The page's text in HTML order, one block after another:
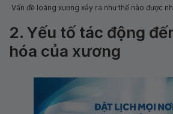
Vấn đề loãng xương xảy ra như thế nào được
2. Yếu tố tác động
hóa của xương